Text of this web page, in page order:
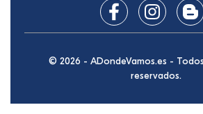
© 2026 - ADondeVamos.es -
reservados.